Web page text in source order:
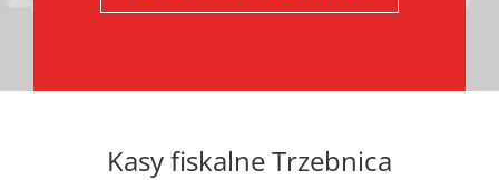
Kasy fiskalne Trzebnica